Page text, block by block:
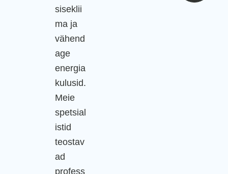
siseklii
ma ja
vähend
age
energia
kulusid.
Meie
spetsial
istid
teostav
ad
profess